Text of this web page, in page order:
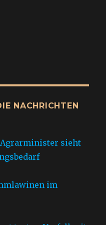
NACHRICHTEN
sieht
im